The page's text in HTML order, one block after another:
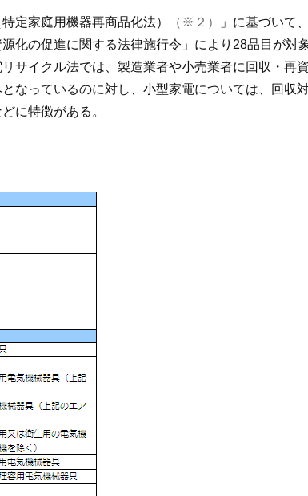
定家庭用機器再商品化法） （※２）
」に基づいて
化の促進に関する法律施行令」により28品目が対
サイクル法では、製造業者や小売業者に回収・再
なっているのに対し、小型家電については、回収
に特徴がある。